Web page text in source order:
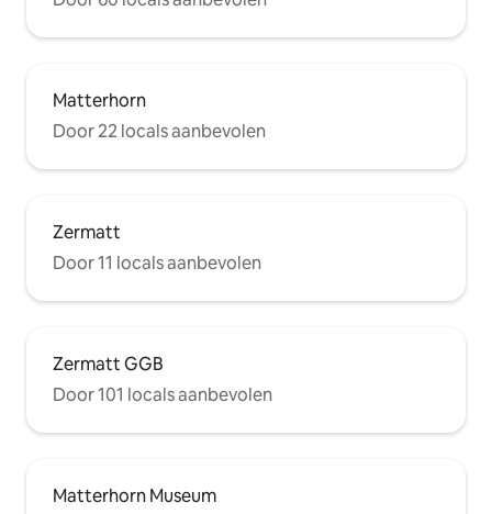
Matterhorn
Door 22 locals aanbevolen
Zermatt
Door 11 locals aanbevolen
Zermatt GGB
Door 101 locals aanbevolen
Matterhorn Museum